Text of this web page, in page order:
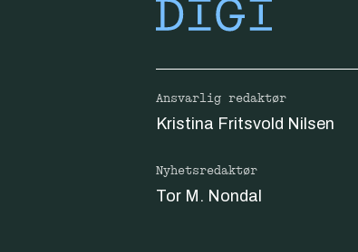
Ansvarlig redaktør
Kristina Fritsvold Nilsen
Nyhetsredaktør
Tor M. Nondal